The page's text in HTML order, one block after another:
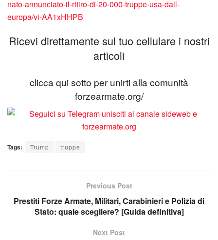
nato-annunciato-il-ritiro-di-20-000-truppe-usa-dall-
europa/vi-AA1xHHPB
Ricevi direttamente sul tuo cellulare i nostri
articoli
clicca qui sotto per unirti alla comunità
forzearmate.org/
Tags: Trump truppe
Previous Post
Prestiti Forze Armate, Militari, Carabinieri e Polizia di
Stato: quale scegliere? [Guida definitiva]
Next Post